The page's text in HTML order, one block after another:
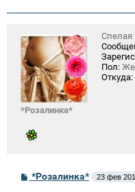
*Розалинка*
Спелая
Пол:
Откуда:
С*Розалинка* 23 фев